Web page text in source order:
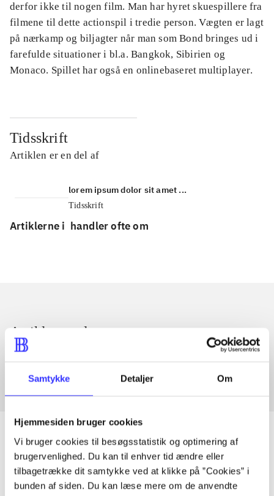
Samtykke Detaljer Om
Hjemmesiden bruger cookies
Vi bruger cookies til besøgsstatistik og optimering af
brugervenlighed. Du kan til enhver tid ændre eller
tilbagetrække dit samtykke ved at klikke på ”Cookies” i
bunden af siden. Du kan læse mere om de anvendte
derfor ikke til nogen film. Man har hyret skuespillere fra
filmene til dette actionspil i tredie person. Vægten er lagt
på nærkamp og biljagter når man som Bond bringes ud i
farefulde situationer i bl.a. Bangkok, Sibirien og
Monaco. Spillet har også en onlinebaseret multiplayer.
Tidsskrift
Artiklen er en del af
lorem ipsum dolor sit amet ...
Tidsskrift
Artiklerne i handler ofte om
Artikler med samme emner
Fra
Artikler
Alle registrerede artikler fordelt på udgivelser